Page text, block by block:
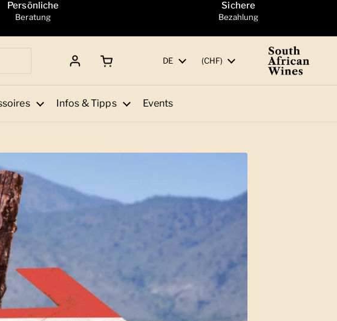
Persönliche
Beratung
Sichere
Bezahlung
Sprache
DE Land/Region
(CHF)
Infos & Tipps Events